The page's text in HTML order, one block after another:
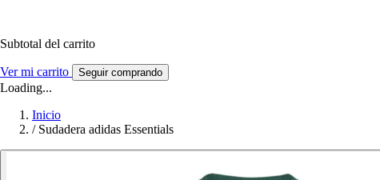
Subtotal del carrito
Ver mi carrito Seguir comprando
Loading...
Inicio
/ Sudadera adidas Essentials